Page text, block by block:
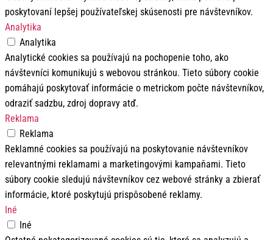
poskytovaní lepšej používateľskej skúsenosti pre návštevníkov.
Analytika
Analytika
Analytické cookies sa používajú na pochopenie toho, ako
návštevníci komunikujú s webovou stránkou. Tieto súbory cookie
pomáhajú poskytovať informácie o metrickom počte návštevníkov,
odraziť sadzbu, zdroj dopravy atď.
Reklama
Reklama
Reklamné cookies sa používajú na poskytovanie návštevníkov
relevantnými reklamami a marketingovými kampaňami. Tieto
súbory cookie sledujú návštevníkov cez webové stránky a zbierať
informácie, ktoré poskytujú prispôsobené reklamy.
Iné
Iné